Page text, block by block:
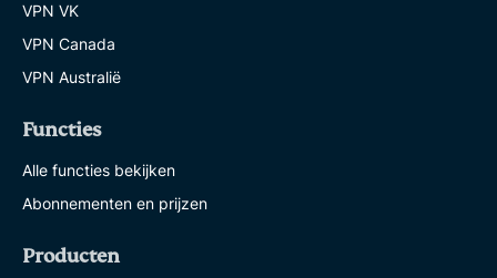
VPN VK
VPN Canada
VPN Australië
Functies
Alle functies bekijken
Abonnementen en prijzen
Producten